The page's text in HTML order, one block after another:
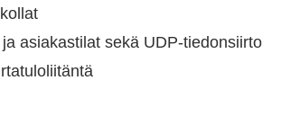
asiakastilat sekä UDP-tiedonsiirto